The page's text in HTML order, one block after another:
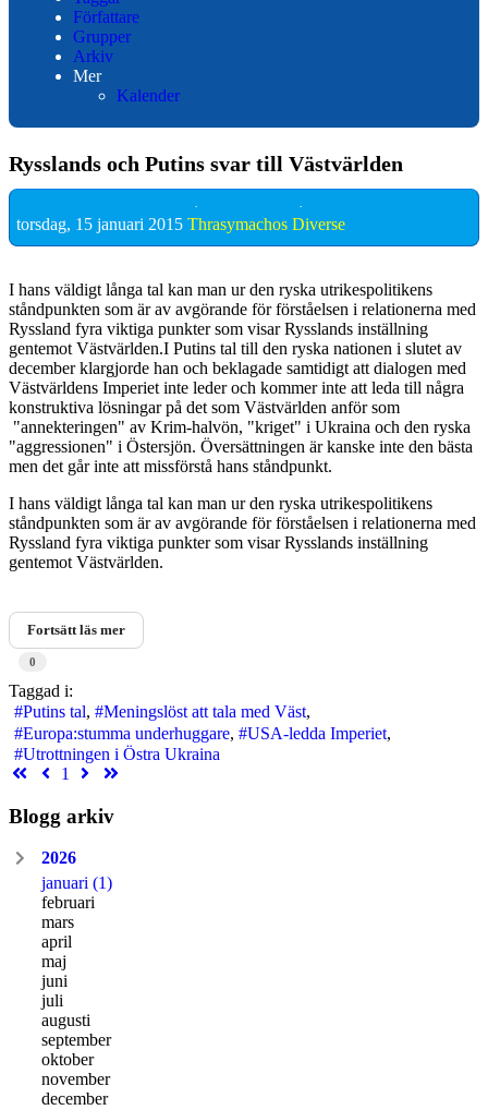
Författare
Grupper
Arkiv
Mer
Kalender
Rysslands och Putins svar till Västvärlden
torsdag, 15 januari 2015 Thrasymachos Diverse
I hans väldigt långa tal kan man ur den ryska utrikespolitikens
ståndpunkten som är av avgörande för förståelsen i relationerna med
Ryssland fyra viktiga punkter som visar Rysslands inställning
gentemot Västvärlden.I Putins tal till den ryska nationen i slutet av
december klargjorde han och beklagade samtidigt att dialogen med
Västvärldens Imperiet inte leder och kommer inte att leda till några
konstruktiva lösningar på det som Västvärlden anför som
"annekteringen" av Krim-halvön, "kriget" i Ukraina och den ryska
"aggressionen" i Östersjön. Översättningen är kanske inte den bästa
men det går inte att missförstå hans ståndpunkt.
I hans väldigt långa tal kan man ur den ryska utrikespolitikens
ståndpunkten som är av avgörande för förståelsen i relationerna med
Ryssland fyra viktiga punkter som visar Rysslands inställning
gentemot Västvärlden.
Fortsätt läs mer
0
Taggad i:
Putins tal
Meningslöst att tala med Väst
Europa:stumma underhuggare
USA-ledda Imperiet
Utrottningen i Östra Ukraina
FirstPrevious
1
Next
Blogg arkiv
2026
januari (1)
februari
mars
april
maj
juni
juli
augusti
september
oktober
november
december